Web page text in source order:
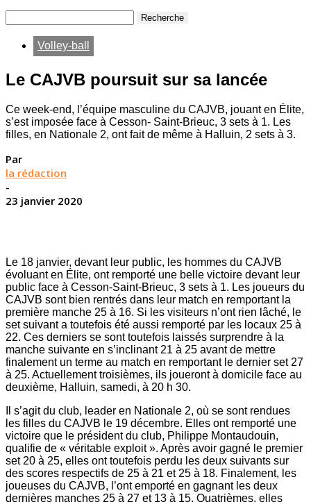
Volley-ball
Le CAJVB poursuit sur sa lancée
Ce week-end, l’équipe masculine du CAJVB, jouant en Élite,
s’est imposée face à Cesson- Saint-Brieuc, 3 sets à 1. Les
filles, en Nationale 2, ont fait de même à Halluin, 2 sets à 3.
Par
la rédaction
-
23 janvier 2020
Le 18 janvier, devant leur public, les hommes du CAJVB
évoluant en Élite, ont remporté une belle victoire devant leur
public face à Cesson-Saint-Brieuc, 3 sets à 1. Les joueurs du
CAJVB sont bien rentrés dans leur match en remportant la
première manche 25 à 16. Si les visiteurs n’ont rien lâché, le
set suivant a toutefois été aussi remporté par les locaux 25 à
22. Ces derniers se sont toutefois laissés surprendre à la
manche suivante en s’inclinant 21 à 25 avant de mettre
finalement un terme au match en remportant le dernier set 27
à 25. Actuellement troisièmes, ils ­joueront à domicile face au
deuxième, Halluin, samedi, à 20 h 30.
Il s’agit du club, leader en Nationale 2, où se sont rendues
les filles du CAJVB le 19 décembre. Elles ont remporté une
victoire que le président du club, Philippe Montaudouin,
qualifie de « véritable exploit ». Après avoir gagné le premier
set 20 à 25, elles ont toutefois perdu les deux suivants sur
des scores respectifs de 25 à 21 et 25 à 18. Finalement, les
joueuses du CAJVB, l’ont emporté en gagnant les deux
dernières manches 25 à 27 et 13 à 15. Quatrièmes, elles